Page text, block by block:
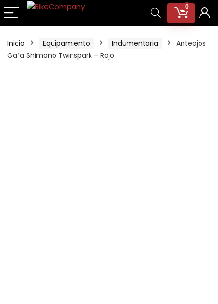
0
Inicio Equipamiento Indumentaria
Anteojos
Gafa Shimano Twinspark – Rojo